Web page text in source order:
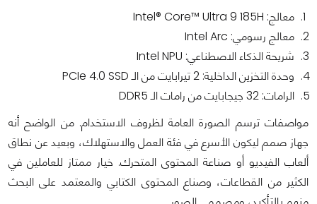
معالج: Intel® Core™ Ultra 9 185H
معالج رسومي: Intel Arc
شريحة الذكاء الاصطناعي: Intel NPU
وحدة التخزين الداخلية: 2 تيرابايت من الـ PCIe 4.0 SSD
الرامات: 32 جيجابايت من رامات الـ DDR5
مواصفات ترسم الصورة العامة لظروف الاستخدام. من الواضح أنه
جهاز صمم ليكون الأسرع في فئة العمل والاستهلاك، وبعيد عن نطاق
ألعاب الفيديو أو صناعة المحتوى المتحرك. خيار ممتاز للعاملين في
الكثير من القطاعات، وصناع المحتوى الكتابي والمعتمد على البحث